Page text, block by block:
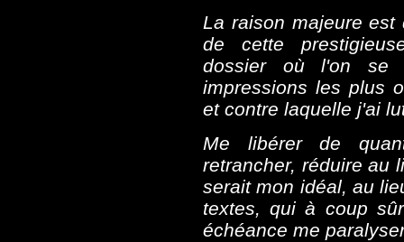
La raison majeure
de cette
dossier où l'on se
impressions les plus
et contre laquelle j'ai
Me libérer de
retrancher, réduire au
serait mon idéal, au
textes, qui à coup
échéance me